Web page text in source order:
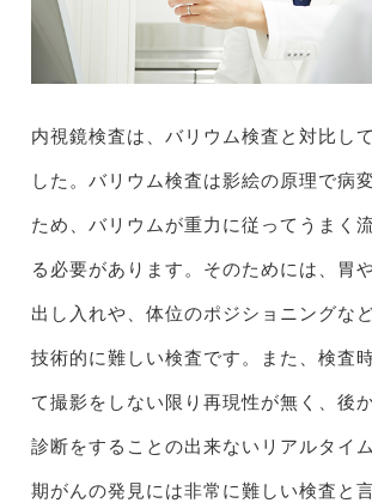
内視鏡検査は、バリウム検査と対比し
した。バリウム検査は影絵の原理で病
ため、バリウムが重力に従ってうまく
る必要があります。そのためには、胃
出し入れや、体位のポジショニングな
技術的に難しい検査です。また、検査
て撮影をしない限り再現性が無く、後
診断をすることの出来ないリアルタイ
期がんの発見には非常に難しい検査と